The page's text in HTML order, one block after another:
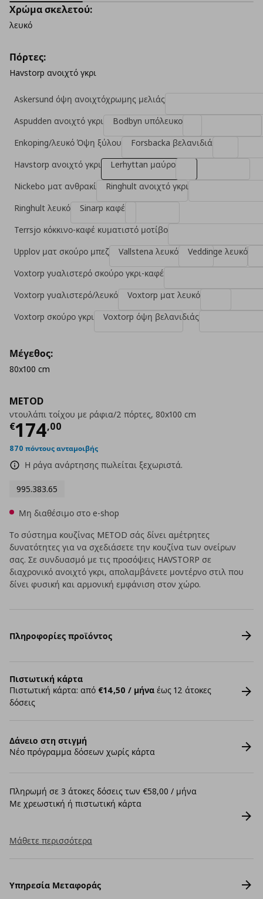
METOD
ντουλάπι τοίχου με ράφια/2 πόρτες, 80x100 cm
€174,00
Τρέχουσα τιμή
870 πόντους ανταμοιβής
Η ράγα ανάρτησης πωλείται ξεχωριστά.
995.383.65
Χρώμα σκελετού:
λευκό
Πόρτες:
Havstorp ανοιχτό γκρι
Askersund όψη ανοιχτόχρωμης μελιάς
Aspudden ανοιχτό γκρι
Bodbyn υπόλευκο
Enkoping/λευκό Όψη ξύλου
Forsbacka βελανιδιά
Havstorp ανοιχτό γκρι
Lerhyttan μαύρο
Nickebo ματ ανθρακί
Ringhult ανοιχτό γκρι
Ringhult λευκό
Sinarp καφέ
Terrsjo κόκκινο-καφέ κυματιστό μοτίβο
Upplov ματ σκούρο μπεζ
Vallstena λευκό
Veddinge λευκό
Voxtorp γυαλιστερό σκούρο γκρι-καφέ
Voxtorp γυαλιστερό/λευκό
Voxtorp ματ λευκό
Voxtorp σκούρο γκρι
Voxtorp όψη βελανιδιάς
Μέγεθος:
80x100 cm
Μη διαθέσιμο στο e-shop
Το σύστημα κουζίνας METOD σάς δίνει αμέτρητες
δυνατότητες για να σχεδιάσετε την κουζίνα των ονείρων
σας. Σε συνδυασμό με τις προσόψεις HAVSTORP σε
διαχρονικό ανοιχτό γκρι, απολαμβάνετε μοντέρνο στιλ που
δίνει φυσική και αρμονική εμφάνιση στον χώρο.
Πληροφορίες προϊόντος
Πιστωτική κάρτα
Πιστωτική κάρτα: από €14,50 / μήνα έως 12 άτοκες
δόσεις
Δάνειο στη στιγμή
Νέο πρόγραμμα δόσεων χωρίς κάρτα
Πληρωμή σε 3 άτοκες δόσεις των €58,00 / μήνα
Με χρεωστική ή πιστωτική κάρτα
Μάθετε περισσότερα
Υπηρεσία Μεταφοράς